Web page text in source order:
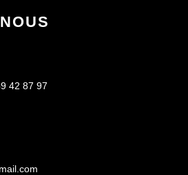
42 87 97